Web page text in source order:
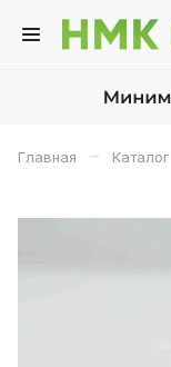
Главная – Каталог